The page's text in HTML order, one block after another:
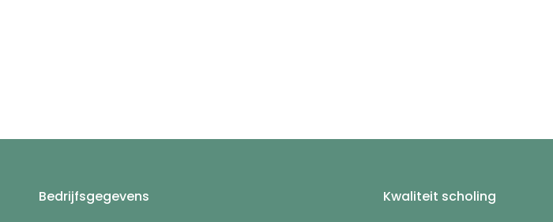
Bedrijfsgegevens Kwaliteit scholing